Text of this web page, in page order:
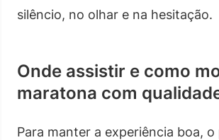
silêncio, no olhar e na hesitação.
Onde assistir e como
maratona com
Para manter a experiência boa,